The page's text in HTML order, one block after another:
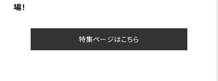
場！
特集ページはこちら